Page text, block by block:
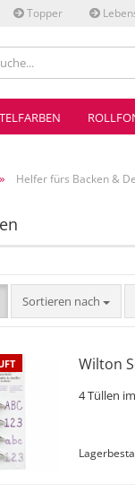
Topper
» Helfer fürs Backen &
Sortieren nach
Sortieren nach
Wilton
4 Tüllen